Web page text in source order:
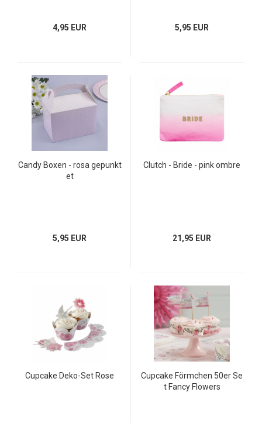
4,95 EUR 5,95 EUR
Candy Boxen - rosa gepunkt
et
5,95 EUR
Clutch - Bride - pink ombre
21,95 EUR
Cupcake Deko-Set Rose
Cupcake Förmchen 50er Se
t Fancy Flowers